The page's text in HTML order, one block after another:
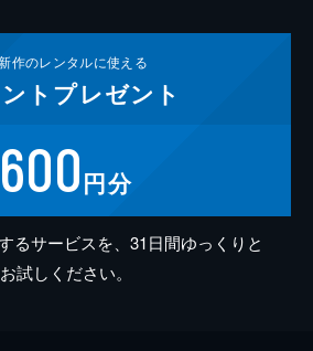
作のレンタルに使える
ト プレゼント
600円分
るサービスを、31日間ゆっくりと
お試しください。